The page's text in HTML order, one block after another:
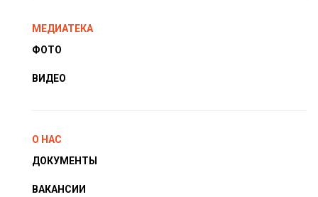
МЕДИАТЕКА
ФОТО
ВИДЕО
О НАС
ДОКУМЕНТЫ
ВАКАНСИИ